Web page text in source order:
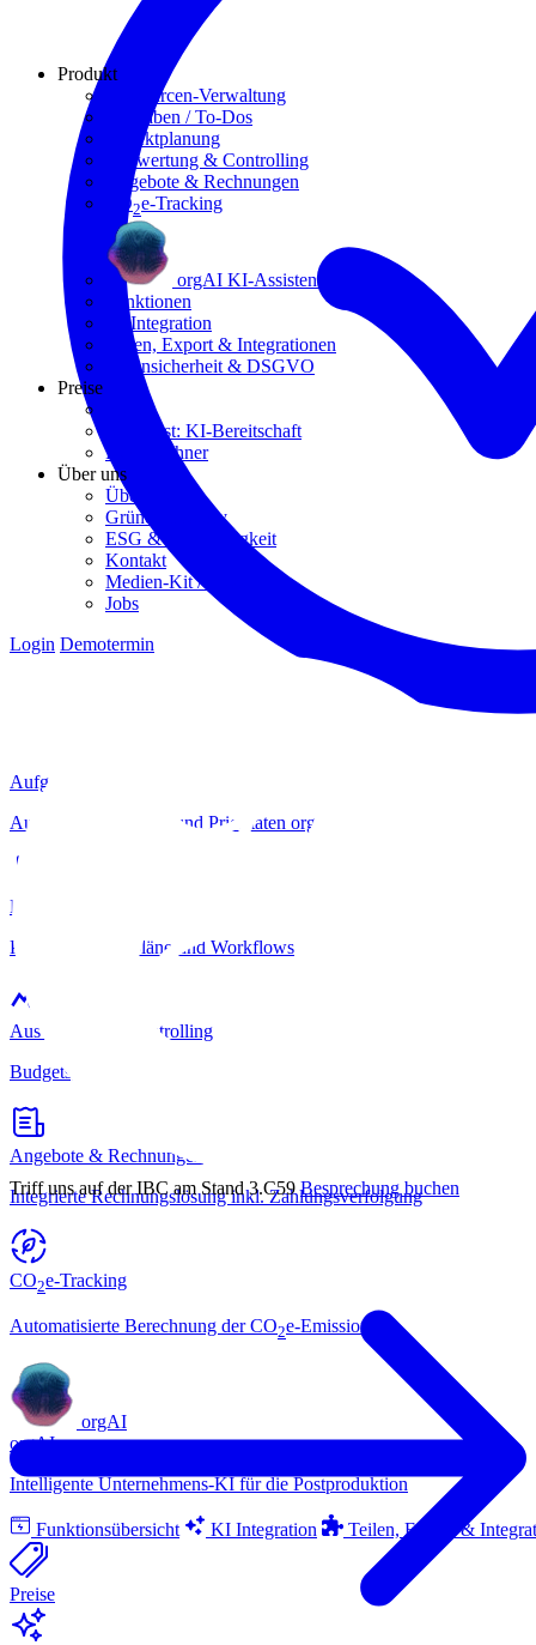
Aufgaben / To-Dos
Aufgaben, Deadlines und Prioritäten organisieren
Projektplanung
Postproduktionspläne und Workflows
Auswertung & Controlling
Budgets, Kosten und Auslastung immer im Blick
Angebote & Rechnungen
Integrierte Rechnungslösung inkl. Zahlungsverfolgung
CO2e-Tracking
Automatisierte Berechnung der CO2e-Emissionen
orgAI
orgAI
Intelligente Unternehmens-KI für die Postproduktion
Funktionsübersicht KI Integration Teilen, Export &
Preise
Produkt
Ressourcen-Verwaltung
Aufgaben / To-Dos
Projektplanung
Auswertung & Controlling
Angebote & Rechnungen
CO2e-Tracking
orgAI KI-Assistent
Funktionen
KI Integration
Teilen, Export & Integrationen
Datensicherheit & DSGVO
Preise
Selbsttest: KI-Bereitschaft
ROI-Rechner
Über uns
Über uns
Gründungsstory
ESG & Nachhaltigkeit
Kontakt
Medien-Kit / Presse
Jobs
Login Demotermin
Triff uns auf der IBC am Stand 3.C59 Besprechung buchen